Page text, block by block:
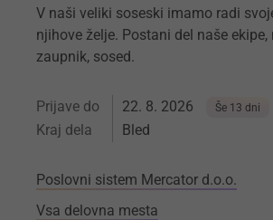
V naši veliki soseski imamo radi
njihove želje. Postani del naše
zaupnik, sosed.
Prijave do 22. 8. 2026 Še 13 dni
Kraj dela Bled
Poslovni sistem Mercator d.o.o.
Vsa delovna mesta